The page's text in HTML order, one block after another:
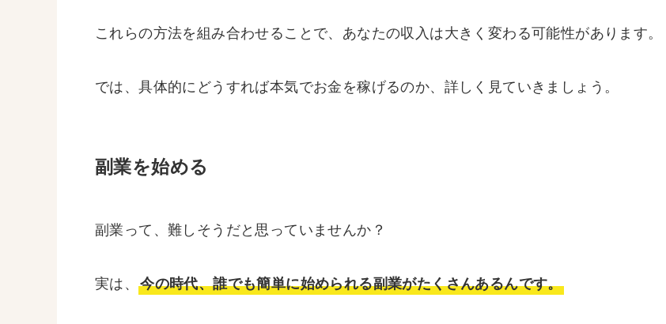
これらの方法を組み合わせることで、あなたの収入は大きく変わる可能性があります。
では、具体的にどうすれば本気でお金を稼げるのか、詳しく見ていきましょう。
副業を始める
副業って、難しそうだと思っていませんか？
実は、今の時代、誰でも簡単に始められる副業がたくさんあるんです。